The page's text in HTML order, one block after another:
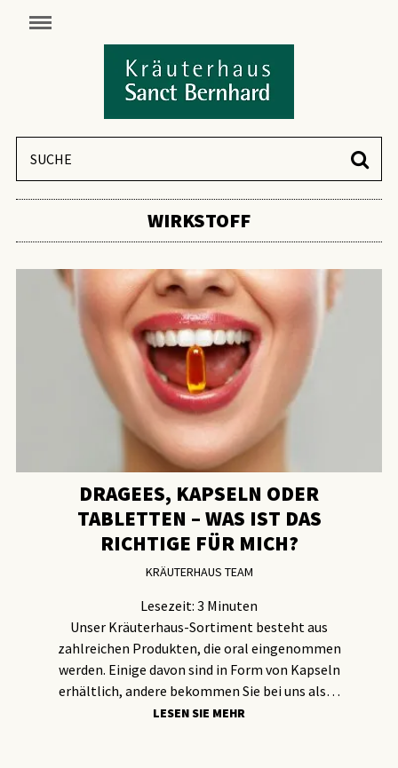
WIRKSTOFF
DRAGEES, KAPSELN ODER
TABLETTEN – WAS IST DAS
RICHTIGE FÜR MICH?
KRÄUTERHAUS TEAM
Lesezeit: 3 Minuten
Unser Kräuterhaus-Sortiment besteht aus
zahlreichen Produkten, die oral eingenommen
werden. Einige davon sind in Form von Kapseln
erhältlich, andere bekommen Sie bei uns als…
LESEN SIE MEHR